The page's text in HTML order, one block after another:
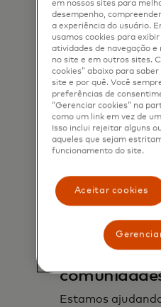
Construindo
Estamos
em nossos sites para
desempenho,
a experiência do usuário.
usamos cookies para
atividades de navegação
no site e em outros sites.
cookies” abaixo para
site e por quê. Você
preferências de
“Gerenciar cookies” na
como um link em vez de
Isso inclui rejeitar alguns
aqueles que sejam
funcionamento do site.
Aceitar cookies